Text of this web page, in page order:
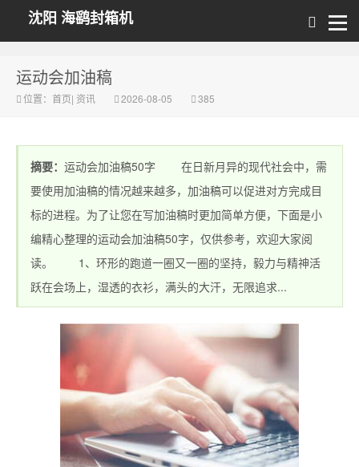
沈阳 海鹞封箱机
运动会加油稿
位置： 首页| 资讯 2026-08-05 385
摘要： 运动会加油稿50字 在日新月异的现代社会中，需
要使用加油稿的情况越来越多，加油稿可以促进对方完成目
标的进程。为了让您在写加油稿时更加简单方便，下面是小
编精心整理的运动会加油稿50字，仅供参考，欢迎大家阅
读。 1、环形的跑道一圈又一圈的坚持，毅力与精神活
跃在会场上，湿透的衣衫，满头的大汗，无限追求...